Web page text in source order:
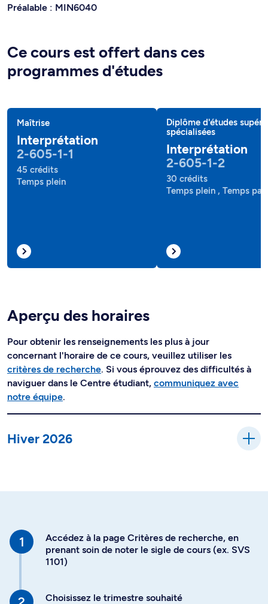
Préalable : MIN6040
Ce cours est offert dans ces
programmes d'études
Maîtrise
Interprétation
2-605-1-1
45 crédits
Temps plein
Diplôme d'études
spécialisées
Interprétation
2-605-1-2
30 crédits
Temps plein , Temps
Aperçu des horaires
Pour obtenir les renseignements les plus à jour
concernant l'horaire de ce cours, veuillez utiliser les
critères de recherche. Si vous éprouvez des difficultés à
naviguer dans le Centre étudiant, communiquez avec
notre équipe.
Hiver 2026
Accédez à la page Critères de recherche, en
prenant soin de noter le sigle de cours (ex. SVS
1101)
Choisissez le trimestre souhaité